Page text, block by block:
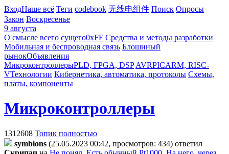
ВходНаше всё Теги codebook 无线电组件 Поиск Опросы
Закон Воскресенье
9 августа
О смысле всего сущего0xFF Средства и методы разработки
Мобильная и беспроводная связь Блошиный
рынокОбъявления
МикроконтроллерыPLD, FPGA, DSP AVRPICARM, RISC-
VТехнологии Кибернетика, автоматика, протоколы Схемы,
платы, компоненты
Микроконтроллеры
1312608 Топик полностью
symbions (25.05.2023 00:42, просмотров: 434) ответил